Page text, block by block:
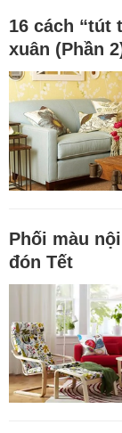
16 cách “tút
xuân (Phần
Phối màu
đón Tết